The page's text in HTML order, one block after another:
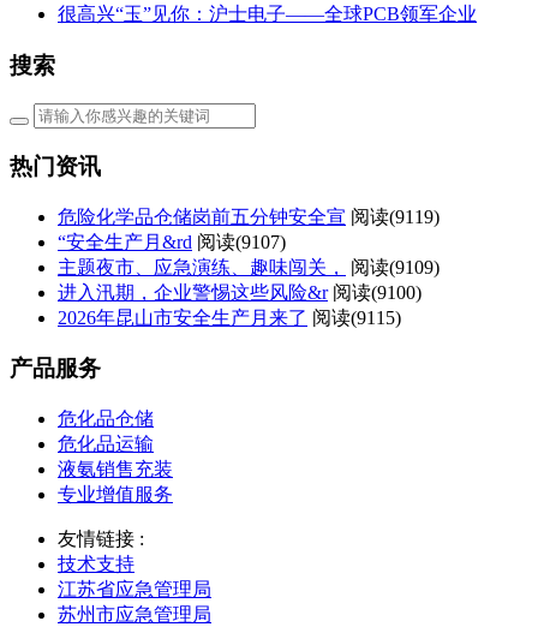
很高兴“玉”见你：沪士电子——全球PCB领军企业
搜索
热门资讯
危险化学品仓储岗前五分钟安全宣 阅读(9119)
“安全生产月&rd 阅读(9107)
主题夜市、应急演练、趣味闯关，
阅读(9109)
进入汛期，企业警惕这些风险&r 阅读(9100)
2026年昆山市安全生产月来了 阅读(9115)
产品服务
危化品仓储
危化品运输
液氨销售充装
专业增值服务
友情链接 :
技术支持
江苏省应急管理局
苏州市应急管理局